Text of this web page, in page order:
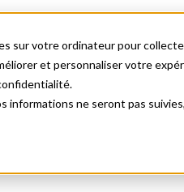
sur votre ordinateur pour
et personnaliser votre
informations ne seront pas